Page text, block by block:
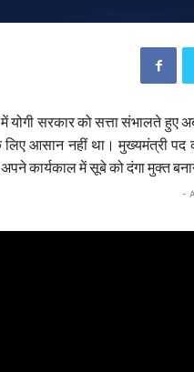
योगी सरकार को सत्ता संभालते हुए
आसान नहीं था। मुख्यमंत्री पद
कार्यकाल में सूबे को दंगा मुक्त
-